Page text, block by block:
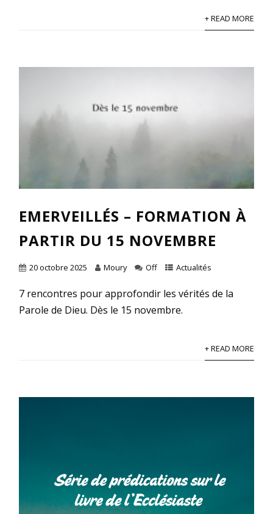
+ READ MORE
EMERVEILLÉS – FORMATION À
PARTIR DU 15 NOVEMBRE
20 octobre 2025 Moury Off Actualités
7 rencontres pour approfondir les vérités de la
Parole de Dieu. Dès le 15 novembre.
+ READ MORE